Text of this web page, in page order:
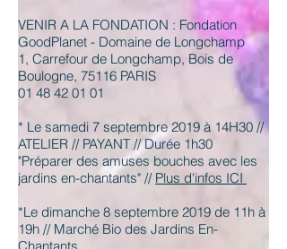
VENIR A LA FONDATION : Fondation
GoodPlanet - Domaine de Longchamp
1, Carrefour de Longchamp, Bois de
Boulogne, 75116 PARIS
01 48 42 01 01
* Le samedi 7 septembre 2019 à 14H30 //
ATELIER // PAYANT // Durée 1h30
"Préparer des amuses bouches avec les
jardins en-chantants" // Plus d'infos ICI
*Le dimanche 8 septembre 2019 de 11h à
19h // Marché Bio des Jardins En-